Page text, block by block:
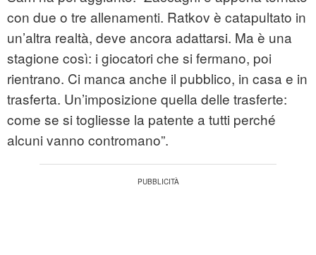
con due o tre allenamenti. Ratkov è catapultato in
un’altra realtà, deve ancora adattarsi. Ma è una
stagione così: i giocatori che si fermano, poi
rientrano. Ci manca anche il pubblico, in casa e in
trasferta. Un’imposizione quella delle trasferte:
come se si togliesse la patente a tutti perché
alcuni vanno contromano”.